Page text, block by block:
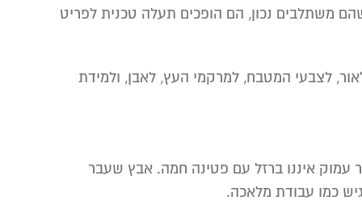
משתלבים נכון, הם הופכים תעלה טכנית לפריט
לצבעי המטבח, למרקמי העץ, לאבן, ולמידת
עמוק איננו ברזל עם פטינה חמה. אבץ שעבר
כמו עבודת מלאכה.